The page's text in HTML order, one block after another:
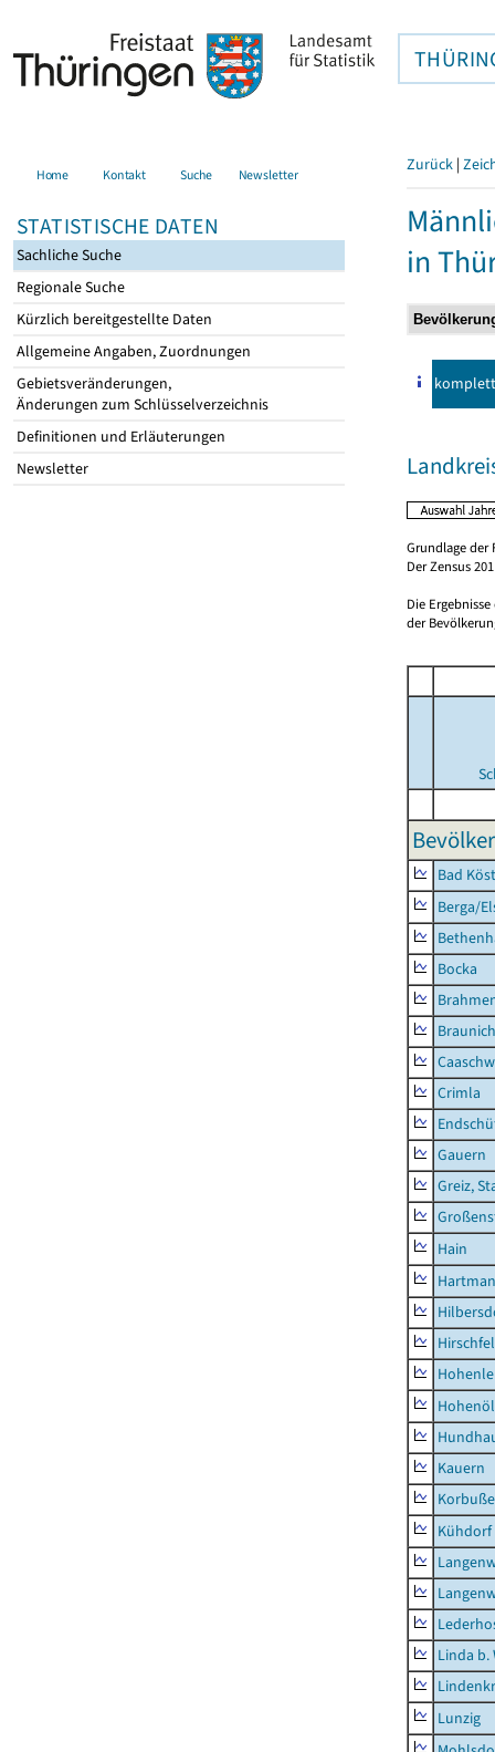
Home Kontakt Suche Newsletter
STATISTISCHE DATEN
Sachliche Suche
Regionale Suche
Kürzlich bereitgestellte Daten
Allgemeine Angaben, Zuordnungen
Gebietsveränderungen,
Änderungen zum Schlüsselverzeichnis
Definitionen und Erläuterungen
Newsletter
Zurück |
in
komplett
Grundlage der
Der Zensus
Die
der
Bad
Berga/
Bocka
Crimla
Gauern
Greiz,
Hain
Kauern
Kühdorf
Linda b.
Lunzig